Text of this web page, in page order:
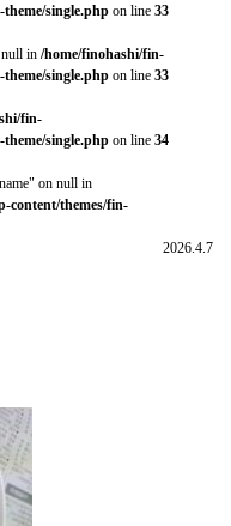
single.php on line 33
null in /home/finohashi/fin-
single.php on line 33
fin-
single.php on line 34
on null in
content/themes/fin-
2026.4.7